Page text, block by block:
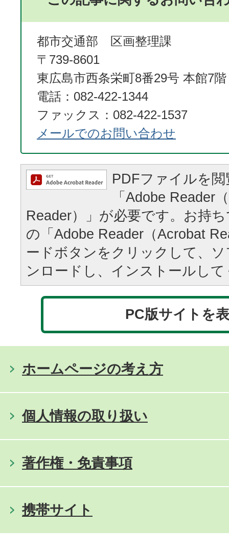
都市交通部 区画整理課
〒739-8601
東広島市西条栄町8番29号 本館7階
電話：082-422-1344
ファックス：082-422-1537
メールでのお問い合わせ
PDFファイルを
「Adobe Reader
Reader）」が必要です。お持
の「Adobe Reader（Acrobat
ードボタンをクリックして、
ンロードし、インストールし
PC版サイトを
ホームページの考え方
個人情報の取り扱い
著作権・免責事項
携帯サイト